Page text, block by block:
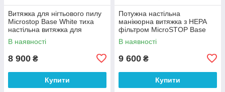
Витяжка для нігтьового пилу
Microstop Base White тиха
настільна витяжка для
інтенсивної роботи
В наявності
8 900 ₴
Купити
Потужна настільна
манікюрна витяжка з HEPA
фільтром MicroSTOP Base
Pro White
В наявності
9 600 ₴
Купити